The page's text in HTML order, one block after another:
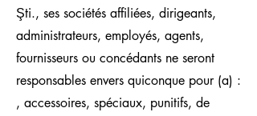
Şti., ses sociétés affiliées, dirigeants,
administrateurs, employés, agents,
fournisseurs ou concédants ne seront
responsables envers quiconque pour (a) :
, accessoires, spéciaux, punitifs, de